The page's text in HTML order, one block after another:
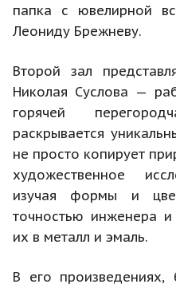
папка с ювелирной
Леониду Брежневу.
Второй зал
Николая Суслова —
горячей
раскрывается
не просто копирует
художественное
изучая формы и
точностью инженера
их в металл и эмаль.
В его